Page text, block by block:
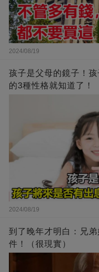
2024/08/19
孩子是父母的鏡子！
的3種性格就知道了！
2024/08/19
到了晚年才明白：兄
件！（很現實）